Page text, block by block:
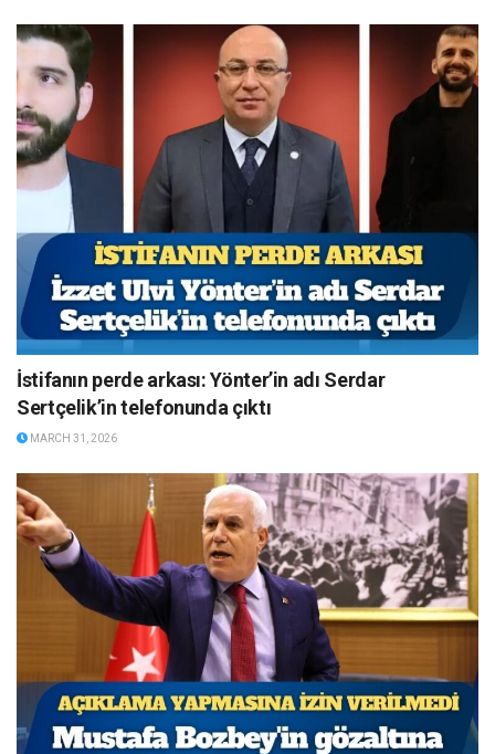
İstifanın perde arkası: Yönter’in adı Serdar
Sertçelik’in telefonunda çıktı
MARCH 31, 2026